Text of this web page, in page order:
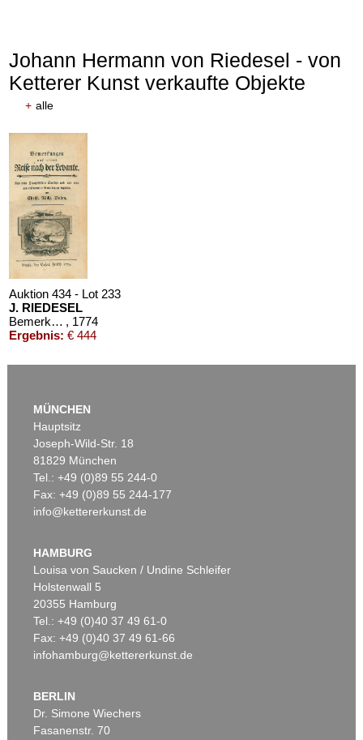
Johann Hermann von Riedesel - von
Ketterer Kunst verkaufte Objekte
+ alle
Auktion 434 - Lot 233
J. RIEDESEL
Bemerkungen auf einer Reise nach der Levante , 1774
Ergebnis: € 444
MÜNCHEN
Hauptsitz
Joseph-Wild-Str. 18
81829 München
Tel.: +49 (0)89 55 244-0
Fax: +49 (0)89 55 244-177
info@kettererkunst.de
HAMBURG
Louisa von Saucken / Undine Schleifer
Holstenwall 5
20355 Hamburg
Tel.: +49 (0)40 37 49 61-0
Fax: +49 (0)40 37 49 61-66
infohamburg@kettererkunst.de
BERLIN
Dr. Simone Wiechers
Fasanenstr. 70